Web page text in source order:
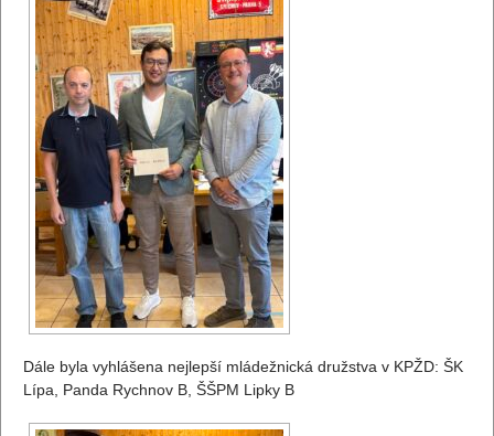
Dále byla vyhlášena nejlepší mládežnická družstva v KPŽD: ŠK
Lípa, Panda Rychnov B, ŠŠPM Lipky B